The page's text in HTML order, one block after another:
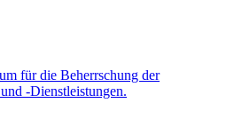
für die Beherrschung der
-Dienstleistungen.